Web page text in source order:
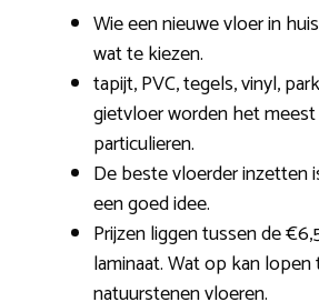
Wie een nieuwe vloer in
wat te kiezen.
tapijt, PVC, tegels, vinyl,
gietvloer worden het
particulieren.
De beste vloerder inzetten
een goed idee.
Prijzen liggen tussen de
laminaat. Wat op kan
natuurstenen vloeren.